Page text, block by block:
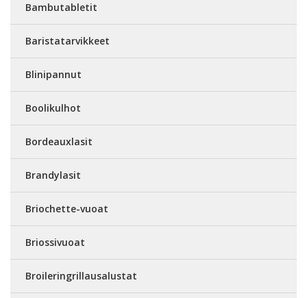
Bambutabletit
Baristatarvikkeet
Blinipannut
Boolikulhot
Bordeauxlasit
Brandylasit
Briochette-vuoat
Briossivuoat
Broileringrillausalustat